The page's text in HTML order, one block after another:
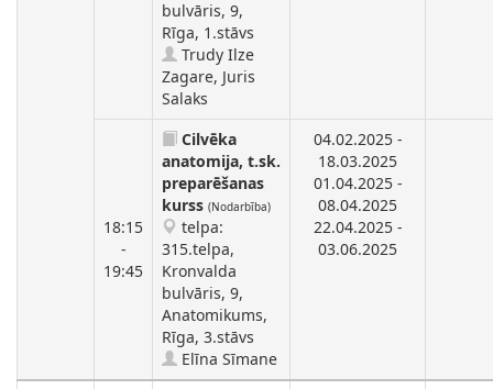
bulvāris, 9,
Rīga, 1.stāvs
Trudy Ilze
Zagare, Juris
Salaks
18:15
-
19:45
Cilvēka
anatomija, t.sk.
preparēšanas
kurss (Nodarbība)
telpa:
315.telpa,
Kronvalda
bulvāris, 9,
Anatomikums,
Rīga, 3.stāvs
Elīna Sīmane
04.02.2025 -
18.03.2025
01.04.2025 -
08.04.2025
22.04.2025 -
03.06.2025